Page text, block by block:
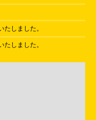
たしました。
たしました。